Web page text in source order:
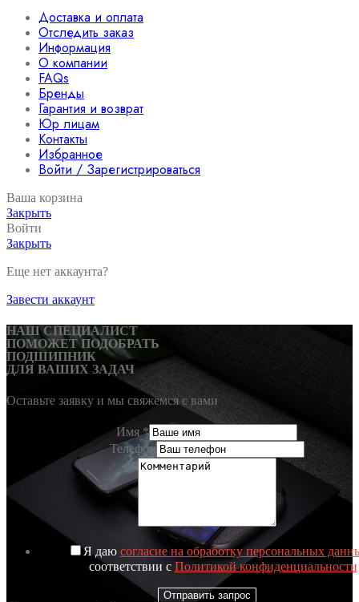
Доставка и оплата
Отследить заказ
Информация
О компании
FAQs
Бренды
Гарантия и возврат
Юр лицам
Контакты
Избранное
Войти / Зарегистрироваться
Ваша корзина
Закрыть
Войти
Закрыть
Еще нет аккаунта?
Завести аккаунт
НАШ СПЕЦИАЛИСТ
ПОМОЖЕТ ПОДОБРАТЬ
ПОДШИПНИК
ДЛЯ ВАШИХ ЗАДАЧ
Оставьте заявку и мы свяжемся с вами
Имя*
Телефон
Я даю согласие на обработку персональных
соответствии с Политикой конфиденциальности
Отправить запрос